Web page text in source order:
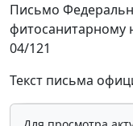
Письмо
фитосанитарному
04/121
Текст письма